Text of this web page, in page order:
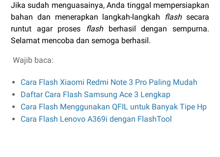
Jika sudah menguasainya, Anda tinggal mempersiapkan
bahan dan menerapkan langkah-langkah flashsecara
runtut agar proses
flashberhasil dengan sempurna.
Selamat mencoba dan semoga berhasil.
Wajib baca:
Cara Flash Xiaomi Redmi Note 3 Pro Paling Mudah
Daftar Cara Flash Samsung Ace 3 Lengkap
Cara Flash Menggunakan QFIL untuk Banyak Tipe Hp
Cara Flash Lenovo A369i dengan FlashTool